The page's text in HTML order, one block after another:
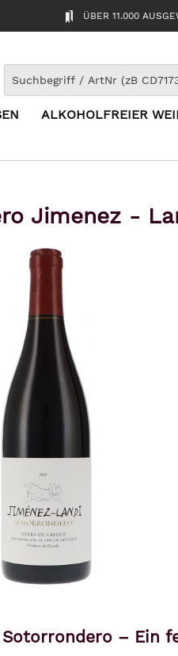
ÜBER 11.000
ALKOHOLFREIER
Jimenez -
– Ein